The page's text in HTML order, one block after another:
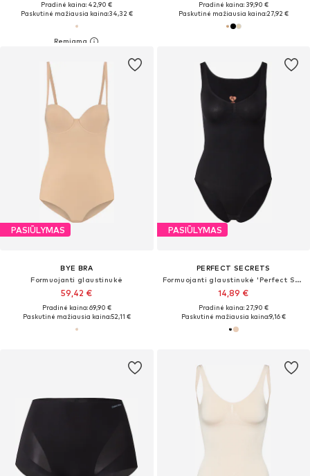
Pradinė kaina: 42,90 €
Paskutinė mažiausia kaina:34,32 €
Pradinė kaina: 39,90 €
Paskutinė mažiausia kaina:27,92 €
PASIŪLYMAS
BYE BRA
Formuojanti glaustinukė
59,42 €
Pradinė kaina: 69,90 €
Paskutinė mažiausia kaina:52,11 €
PASIŪLYMAS
PERFECT SECRETS
Formuojanti glaustinukė 'Perfect Shaper'
14,89 €
Pradinė kaina: 27,90 €
Paskutinė mažiausia kaina:9,16 €